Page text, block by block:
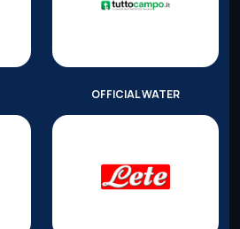
OFFICIAL WATER